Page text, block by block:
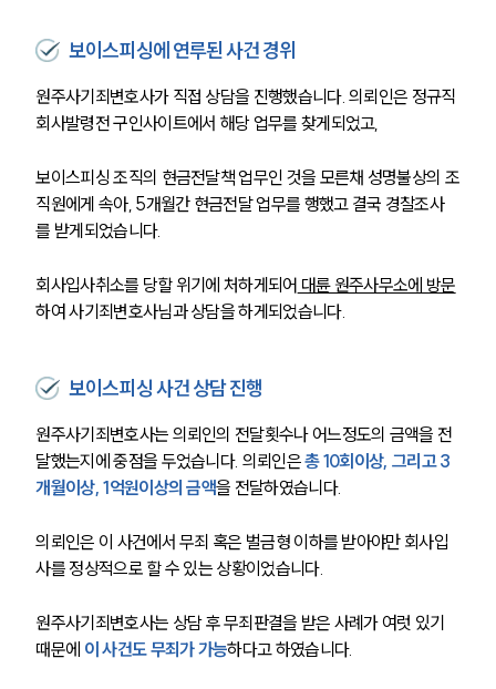
보이스피싱에 연루된 사건 경위
원주사기죄변호사가 직접 상담을 진행했습니다. 의뢰인은 정규직
회사발령전 구인사이트에서 해당 업무를 찾게되었고,
보이스피싱 조직의 현금전달책 업무인 것을 모른채 성명불상의 조
직원에게 속아, 5개월간 현금전달 업무를 행했고 결국 경찰조사
를 받게되었습니다.
회사입사취소를 당할 위기에 처하게되어 대륜 원주사무소에 방문
하여 사기죄변호사님과 상담을 하게되었습니다.
보이스피싱 사건 상담 진행
원주사기죄변호사는 의뢰인의 전달횟수나 어느정도의 금액을 전
달했는지에 중점을 두었습니다. 의뢰인은 총 10회이상, 그리고 3
개월이상, 1억원이상의 금액을 전달하였습니다.
의뢰인은 이 사건에서 무죄 혹은 벌금형 이하를 받아야만 회사입
사를 정상적으로 할 수 있는 상황이었습니다.
원주사기죄변호사는 상담 후 무죄판결을 받은 사례가 여럿 있기
때문에 이 사건도 무죄가 가능하다고 하였습니다.